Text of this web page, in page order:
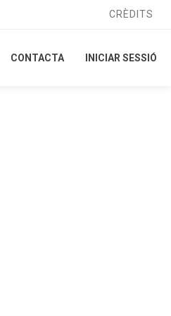
CRÈDITS
CONTACTA INICIAR SESSIÓ
CRÈDITS
CONTACTA INICIAR SESSIÓ